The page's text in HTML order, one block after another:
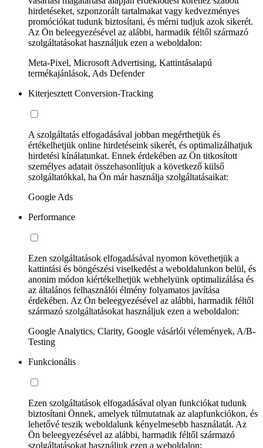
hirdetéseket, szponzorált tartalmakat vagy kedvezményes
promóciókat tudunk biztosítani, és mérni tudjuk azok sikerét.
Az Ön beleegyezésével az alábbi, harmadik féltől származó
szolgáltatásokat használjuk ezen a weboldalon:
Meta-Pixel, Microsoft Advertising, Kattintásalapú
termékajánlások, Ads Defender
Kiterjesztett Conversion-Tracking
A szolgáltatás elfogadásával jobban megérthetjük és
értékelhetjük online hirdetéseink sikerét, és optimalizálhatjuk
hirdetési kínálatunkat. Ennek érdekében az Ön titkosított
személyes adatait összehasonlítjuk a következő külső
szolgáltatókkal, ha Ön már használja szolgáltatásaikat:
Google Ads
Performance
Ezen szolgáltatások elfogadásával nyomon követhetjük a
kattintási és böngészési viselkedést a weboldalunkon belül, és
anonim módon kiértékelhetjük webhelyünk optimalizálása és
az általános felhasználói élmény folyamatos javítása
érdekében. Az Ön beleegyezésével az alábbi, harmadik féltől
származó szolgáltatásokat használjuk ezen a weboldalon:
Google Analytics, Clarity, Google vásárlói vélemények, A/B-
Testing
Funkcionális
Ezen szolgáltatások elfogadásával olyan funkciókat tudunk
biztosítani Önnek, amelyek túlmutatnak az alapfunkciókon, és
lehetővé teszik weboldalunk kényelmesebb használatát. Az
Ön beleegyezésével az alábbi, harmadik féltől származó
szolgáltatásokat használjuk ezen a weboldalon: